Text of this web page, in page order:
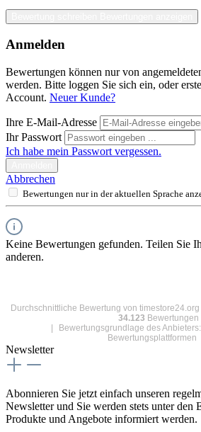
Anmelden
Bewertungen können nur von
werden. Bitte loggen Sie sich ein, oder
Account. Neuer Kunde?
Ihre E-Mail-Adresse
Ihr Passwort
Ich habe mein Passwort vergessen.
Abbrechen
Bewertungen nur in der aktuellen Sprache
Keine Bewertungen gefunden. Teilen Sie
anderen.
Durchschnittliche Bewertung von timestore24.org
34.123 Bewertungen
Bewertungsgrundlage des
Bewertungsplattformen
Newsletter
Abonnieren Sie jetzt einfach unseren
Newsletter und Sie werden stets unter den
Produkte und Angebote informiert werden.